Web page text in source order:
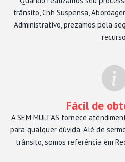
trânsito, Cnh Suspensa,
Administrativo, prezamos pela
Fácil de
A SEM MULTAS fornece
para qualquer dúvida. Alé de
trânsito, somos referência em